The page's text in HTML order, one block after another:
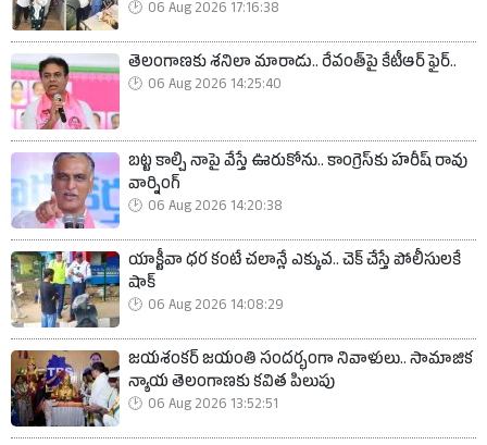
06 Aug 2026 17:16:38
తెలంగాణకు శనిలా మారాడు.. రేవంత్‌పై కేటీఆర్ ఫైర్..
06 Aug 2026 14:25:40
బట్ట కాల్చి నాపై వేస్తే ఊరుకోను.. కాంగ్రెస్‌కు హరీష్ రావు
వార్నింగ్
06 Aug 2026 14:20:38
యాక్టీవా ధర కంటే చలాన్లే ఎక్కువ.. చెక్ చేస్తే పోలీసులకే
షాక్
06 Aug 2026 14:08:29
జయశంకర్ జయంతి సందర్భంగా నివాళులు.. సామాజిక
న్యాయ తెలంగాణకు కవిత పిలుపు
06 Aug 2026 13:52:51